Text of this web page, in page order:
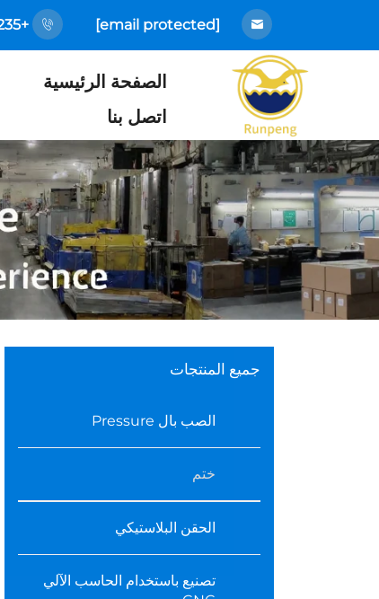
[email protected]
+86-18925258235
الصفحة الرئيسية
اتصل بنا
جميع المنتجات
الصب بال Pressure
ختم
الحقن البلاستيكي
تصنيع باستخدام الحاسب الآلي